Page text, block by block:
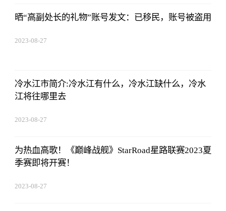
晒“高副处长的礼物”账号发文：已移民，账号被盗用
2023-08-27
冷水江市简介:冷水江有什么，冷水江缺什么，冷水
江将往哪里去
2023-08-27
为热血高歌！《巅峰战舰》StarRoad星路联赛2023夏
季赛即将开赛！
2023-08-27